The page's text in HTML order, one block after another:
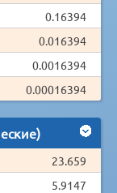
0.16394
0.016394
0.0016394
0.00016394
23.659
5.9147